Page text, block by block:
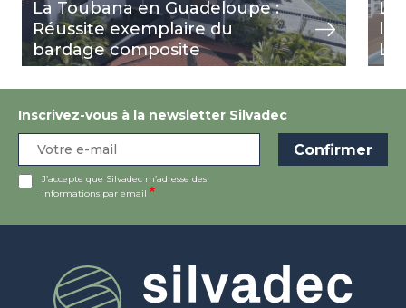
La Toubana en Guadeloupe :
Réussite exemplaire du
bardage composite
Inscrivez-vous à la newsletter Silvadec
J’accepte que Silvadec m’adresse des
informations par email